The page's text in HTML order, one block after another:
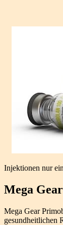
Injektionen nur
Mega
Mega Gear
gesundheitlichen